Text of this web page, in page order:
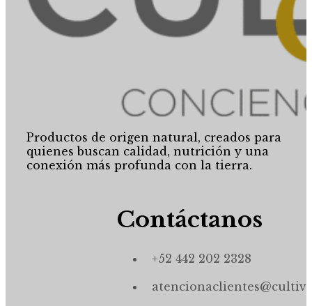
Productos de origen natural, creados para
quienes buscan calidad, nutrición y una
conexión más profunda con la tierra.
Contáctanos
+52 442 202 2328